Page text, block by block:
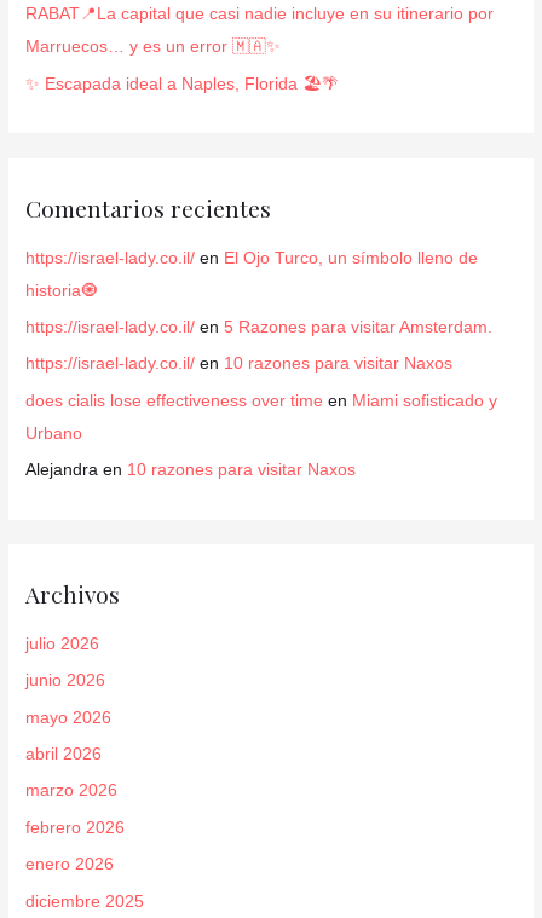
RABAT📍La capital que casi nadie incluye en su itinerario por
Marruecos… y es un error 🇲🇦✨
✨ Escapada ideal a Naples, Florida 🏖️🌴
Comentarios recientes
https://israel-lady.co.il/ en El Ojo Turco, un símbolo lleno de
historia🧿
https://israel-lady.co.il/ en 5 Razones para visitar Amsterdam.
https://israel-lady.co.il/ en 10 razones para visitar Naxos
does cialis lose effectiveness over time en Miami sofisticado y
Urbano
Alejandra en 10 razones para visitar Naxos
Archivos
julio 2026
junio 2026
mayo 2026
abril 2026
marzo 2026
febrero 2026
enero 2026
diciembre 2025